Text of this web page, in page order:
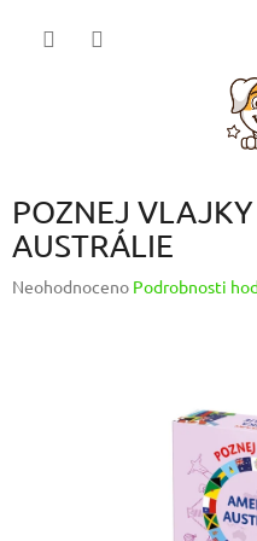
POZNEJ
AUSTRÁLIE
Průměrné
Neohodnoceno Podrobnosti